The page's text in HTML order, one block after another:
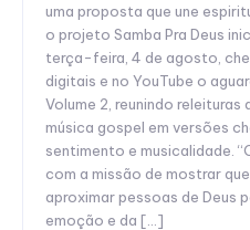
uma proposta que une
o projeto Samba Pra Deus
terça-feira, 4 de agosto,
digitais e no YouTube o
Volume 2, reunindo releituras
música gospel em versões
sentimento e musicalidade.
com a missão de mostrar
aproximar pessoas de Deus
emoção e da […]